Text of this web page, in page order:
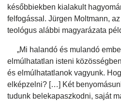
későbbiekben kialakult
felfogással. Jürgen Moltmann,
teológus alábbi magyarázata
„Mi halandó és mulandó
elmúlhatatlan isteni
és elmúlhatatlanok vagyunk.
elképzelni? […] Két
tudunk belekapaszkodni, saját